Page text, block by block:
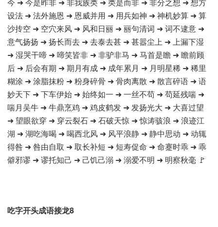
设法 ➜ 法外施恩 ➜ 恩威并用 ➜ 用兵如神 ➜ 神机妙算 ➜ 算
沙抟空 ➜ 空穴来风 ➜ 风和日丽 ➜ 丽句清词 ➜ 词不逮意 ➜
意气扬扬 ➜ 扬长而去 ➜ 去泰去甚 ➜ 甚嚣尘上 ➜ 上漏下湿
➜ 湿哭干啼 ➜ 啼笑皆非 ➜ 非驴非马 ➜ 马首是瞻 ➜ 瞻前顾
后 ➜ 后会有期 ➜ 期月有成 ➜ 成年累月 ➜ 月明星稀 ➜ 稀里
糊涂 ➜ 涂脂抹粉 ➜ 粉身碎骨 ➜ 骨肉离散 ➜ 散言碎语 ➜ 语
妙天下 ➜ 下车伊始 ➜ 始终如一 ➜ 一丝不苟 ➜ 苟延残喘 ➜
喘月吴牛 ➜ 牛鼎烹鸡 ➜ 鸡皮鹤发 ➜ 发扬光大 ➜ 大喜过望
➜ 望眼欲穿 ➜ 穿云裂石 ➜ 石破天惊 ➜ 惊涛骇浪 ➜ 浪迹江
湖 ➜ 湖吃海喝 ➜ 喝西北风 ➜ 风平浪静 ➜ 静中思动 ➜ 动辄
得咎 ➜ 咎由自取 ➜ 取长补短 ➜ 短寿促命 ➜ 命蹇时乖 ➜ 乖
僻邪谬 ➜ 谬托知己 ➜ 己饥己溺 ➜ 溺爱不明 ➜ 明察秋毫 🚩
吃字开头成语接龙8